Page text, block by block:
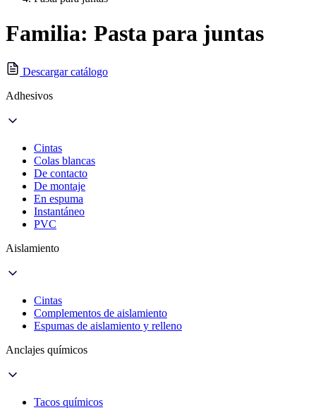
Familia: Pasta para juntas
Descargar catálogo
Adhesivos
Cintas
Colas blancas
De contacto
De montaje
En espuma
Instantáneo
PVC
Aislamiento
Cintas
Complementos de aislamiento
Espumas de aislamiento y relleno
Anclajes químicos
Tacos químicos